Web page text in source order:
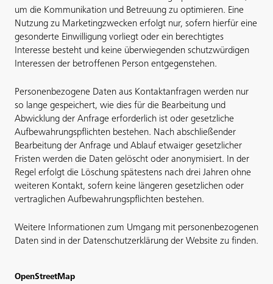
um die Kommunikation und Betreuung zu optimieren. Eine
Nutzung zu Marketingzwecken erfolgt nur, sofern hierfür eine
gesonderte Einwilligung vorliegt oder ein berechtigtes
Interesse besteht und keine überwiegenden schutzwürdigen
Interessen der betroffenen Person entgegenstehen.
Personenbezogene Daten aus Kontaktanfragen werden nur
so lange gespeichert, wie dies für die Bearbeitung und
Abwicklung der Anfrage erforderlich ist oder gesetzliche
Aufbewahrungspflichten bestehen. Nach abschließender
Bearbeitung der Anfrage und Ablauf etwaiger gesetzlicher
Fristen werden die Daten gelöscht oder anonymisiert. In der
Regel erfolgt die Löschung spätestens nach drei Jahren ohne
weiteren Kontakt, sofern keine längeren gesetzlichen oder
vertraglichen Aufbewahrungspflichten bestehen.
Weitere Informationen zum Umgang mit personenbezogenen
Daten sind in der Datenschutzerklärung der Website zu finden.
OpenStreetMap